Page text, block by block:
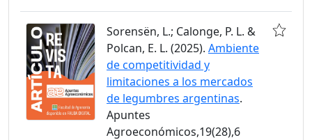
Sorensën, L.; Calonge, P. L. &
Polcan, E. L. (2025). Ambiente
de competitividad y
limitaciones a los mercados
de legumbres argentinas.
Apuntes
Agroeconómicos,19(28),6